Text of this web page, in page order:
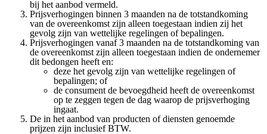
bij het aanbod vermeld.
Prijsverhogingen binnen 3 maanden na de totstandkoming
van de overeenkomst zijn alleen toegestaan indien zij het
gevolg zijn van wettelijke regelingen of bepalingen.
Prijsverhogingen vanaf 3 maanden na de totstandkoming van
de overeenkomst zijn alleen toegestaan indien de ondernemer
dit bedongen heeft en:
deze het gevolg zijn van wettelijke regelingen of
bepalingen; of
de consument de bevoegdheid heeft de overeenkomst
op te zeggen tegen de dag waarop de prijsverhoging
ingaat.
De in het aanbod van producten of diensten genoemde
prijzen zijn inclusief BTW.